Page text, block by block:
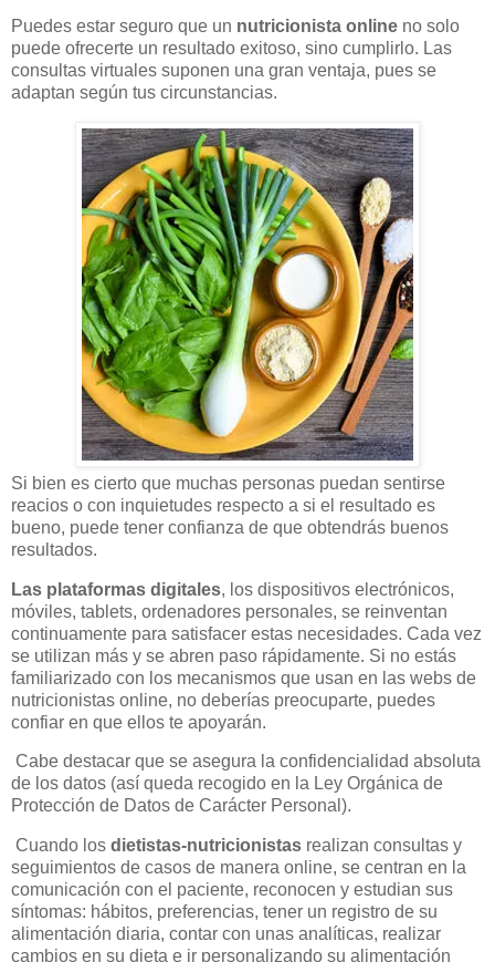
Puedes estar seguro que un nutricionista online no solo
puede ofrecerte un resultado exitoso, sino cumplirlo. Las
consultas virtuales suponen una gran ventaja, pues se
adaptan según tus circunstancias.
Si bien es cierto que muchas personas puedan sentirse
reacios o con inquietudes respecto a si el resultado es
bueno, puede tener confianza de que obtendrás buenos
resultados.
Las plataformas digitales, los dispositivos electrónicos,
móviles, tablets, ordenadores personales, se reinventan
continuamente para satisfacer estas necesidades. Cada vez
se utilizan más y se abren paso rápidamente. Si no estás
familiarizado con los mecanismos que usan en las webs de
nutricionistas online, no deberías preocuparte, puedes
confiar en que ellos te apoyarán.
Cabe destacar que se asegura la confidencialidad absoluta
de los datos (así queda recogido en la Ley Orgánica de
Protección de Datos de Carácter Personal).
Cuando los dietistas-nutricionistas realizan consultas y
seguimientos de casos de manera online, se centran en la
comunicación con el paciente, reconocen y estudian sus
síntomas: hábitos, preferencias, tener un registro de su
alimentación diaria, contar con unas analíticas, realizar
cambios en su dieta e ir personalizando su alimentación